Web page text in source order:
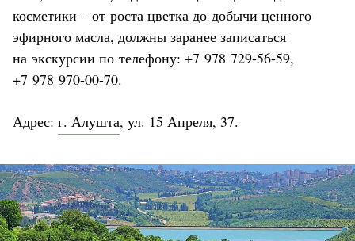
косметики – от роста цветка до добычи ценного
эфирного масла, должны заранее записаться
на экскурсии по телефону: +7 978 729-56-59,
+7 978 970-00-70.
Адрес: г. Алушта, ул. 15 Апреля, 37.